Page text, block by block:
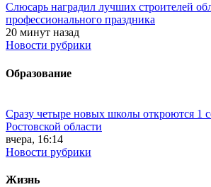
Слюсарь наградил лучших строителей
профессионального праздника
20 минут назад
Новости рубрики
Образование
Сразу четыре новых школы откроются 1
Ростовской области
вчера, 16:14
Новости рубрики
Жизнь